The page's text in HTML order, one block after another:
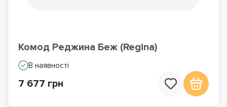
Комод Реджина Беж (Regina)
В наявності
7 677 грн